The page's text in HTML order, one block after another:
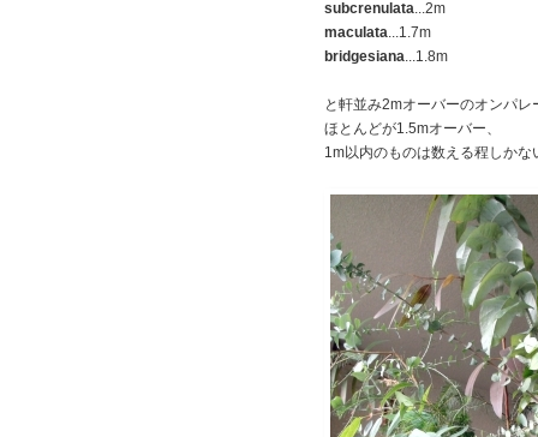
subcrenulata...2m
maculata...1.7m
bridgesiana...1.8m
と軒並み2mオーバーのオンパレ
ほとんどが1.5mオーバー、
1m以内のものは数える程しかな